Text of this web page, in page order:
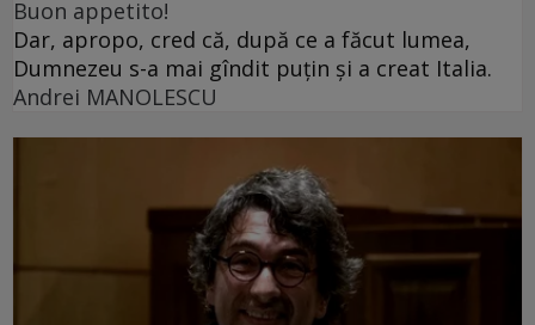
Buon appetito!
Dar, apropo, cred că, după ce a făcut lumea,
Dumnezeu s-a mai gîndit puțin și a creat Italia.
Andrei MANOLESCU